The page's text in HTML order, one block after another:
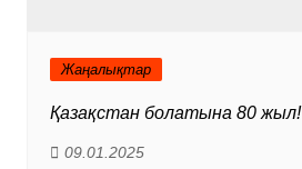
Жаңалықтар
Қазақстан болатына 80 жыл!
09.01.2025